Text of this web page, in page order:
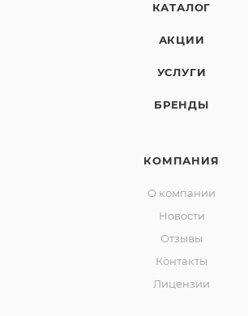
КАТАЛОГ
АКЦИИ
УСЛУГИ
БРЕНДЫ
КОМПАНИЯ
О компании
Новости
Отзывы
Контакты
Лицензии